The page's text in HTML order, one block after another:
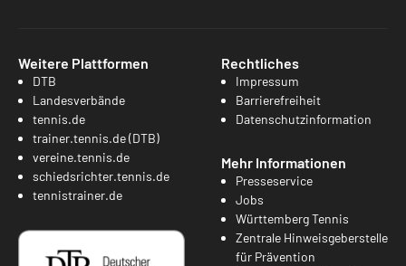
Weitere Plattformen
DTB
Landesverbände
tennis.de
trainer.tennis.de (DTB)
vereine.tennis.de
schiedsrichter.tennis.de
tennistrainer.de
Rechtliches
Impressum
Barrierefreiheit
Datenschutzinformation
Mehr Informationen
Presseservice
Jobs
Württemberg Tennis
Zentrale Hinweisgeberstelle
für Prävention